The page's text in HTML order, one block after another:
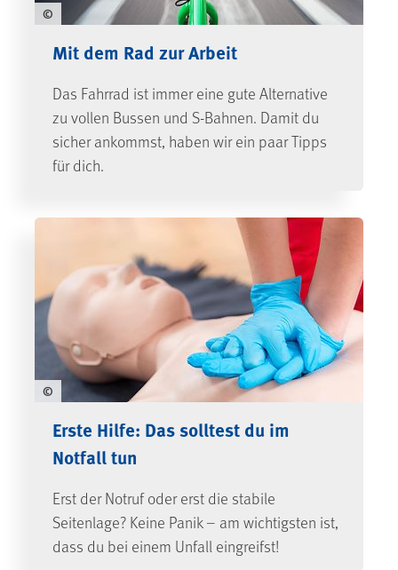
©
Mit dem Rad zur Arbeit
Das Fahrrad ist immer eine gute Alternative
zu vollen Bussen und S-Bahnen. Damit du
sicher ankommst, haben wir ein paar Tipps
für dich.
©
Erste Hilfe: Das solltest du im
Notfall tun
Erst der Notruf oder erst die stabile
Seitenlage? Keine Panik – am wichtigsten ist,
dass du bei einem Unfall eingreifst!